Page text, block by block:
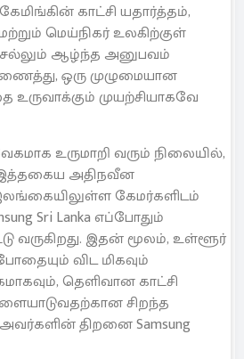
கேமிங்கின் காட்சி யதார்த்தம்,
மெய்நிகர் உலகிற்குள்
ஆழ்ந்த அனுபவம்
ஒரு முழுமையான
உருவாக்கும் முயற்சியாகவே
உருமாறி வரும் நிலையில்,
அதிநவீன
கேமர்களிடம்
Sri Lanka எப்போதும்
வருகிறது. இதன் மூலம், உள்ளூர்
விட மிகவும்
தெளிவான காட்சி
சிறந்த
திறனை Samsung